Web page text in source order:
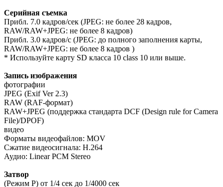
Серийная съемка
Прибл. 7.0 кадров/сек (JPEG: не более 28 кадров,
RAW/RAW+JPEG: не более 8 кадров)
Прибл. 3.0 кадров/с (JPEG: до полного заполнения карты,
RAW/RAW+JPEG: не более 8 кадров )
* Используйте карту SD класса 10 class 10 или выше.
Запись изображения
фотографии
JPEG (Exif Ver 2.3)
RAW (RAF-формат)
RAW+JPEG (поддержка стандарта DCF (Design rule for Camera
File)/DPOF)
видео
Форматы видеофайлов: MOV
Сжатие видеосигнала: H.264
Аудио: Linear PCM Stereo
Затвор
(Режим P) от 1/4 сек до 1/4000 сек